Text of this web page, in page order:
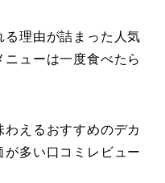
理由が詰まった人気
ューは一度食べたら
えるおすすめのデカ
多い口コミレビュー